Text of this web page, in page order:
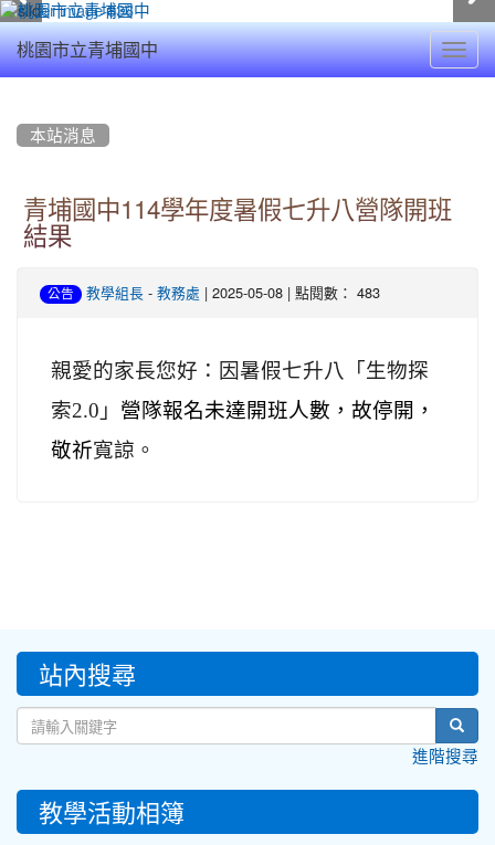
桃園市立青埔國中
本站消息
青埔國中114學年度暑假七升八營隊開班
結果
公告 教學組長 - 教務處 | 2025-05-08 | 點閱數： 483
親愛的家長您好：因暑假七升八「 生物探
索2.0 」 營隊報名未達開班人數，故停開，
敬祈寬諒。
::: 站內搜尋
進階搜尋
教學活動相簿